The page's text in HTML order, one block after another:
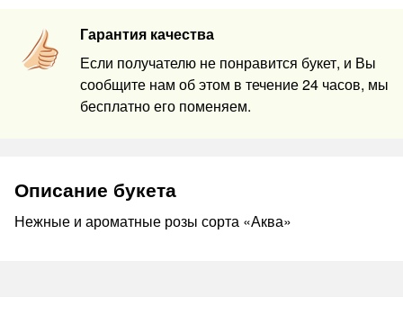
Гарантия качества
Если получателю не понравится букет, и Вы
сообщите нам об этом в течение 24 часов, мы
бесплатно его поменяем.
Описание букета
Нежные и ароматные розы сорта «Аква»